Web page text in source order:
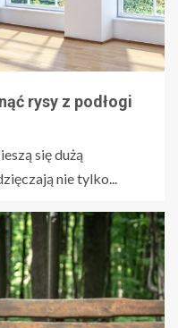
rysy z podłogi
się dużą
nie tylko...